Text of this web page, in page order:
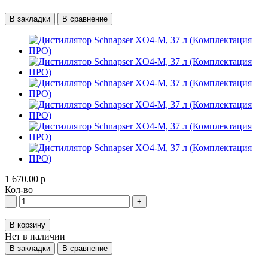
В закладки В сравнение
1 670.00 р
Кол-во
- +
В корзину
Нет в наличии
В закладки В сравнение